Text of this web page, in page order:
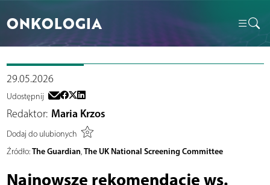
ONKOLOGIA
29.05.2026
Udostępnij
Redaktor: Maria Krzos
Dodaj do ulubionych
Źródło: The Guardian,The UK National Screening Committee
Najnowsze rekomendacje ws.